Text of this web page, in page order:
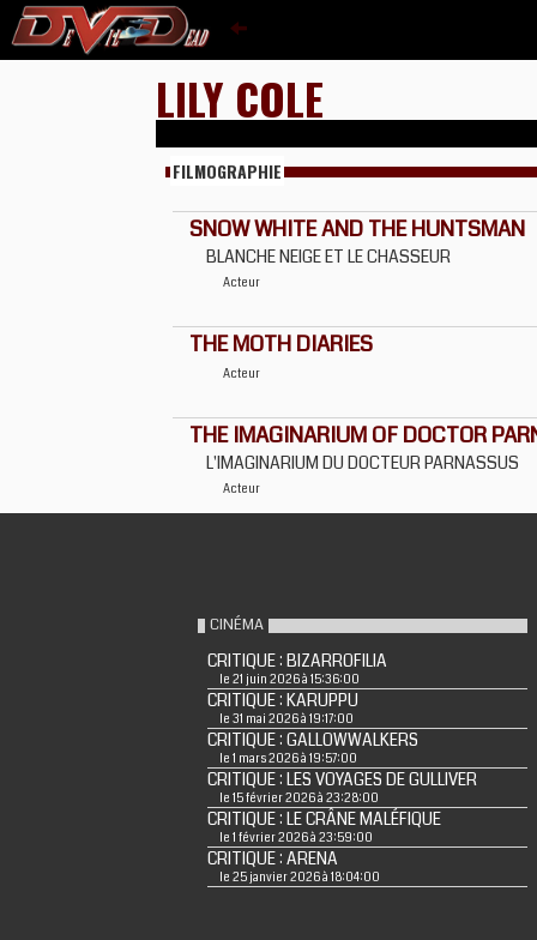
LILY COLE
FILMOGRAPHIE
SNOW WHITE AND THE HUNTSMAN
BLANCHE NEIGE ET LE CHASSEUR
Acteur
THE MOTH DIARIES
Acteur
THE IMAGINARIUM OF DOCTOR
L'IMAGINARIUM DU DOCTEUR PARNASSUS
Acteur
CINÉMA
CRITIQUE : BIZARROFILIA
le 21 juin 2026 à 15:36:00
CRITIQUE : KARUPPU
le 31 mai 2026 à 19:17:00
CRITIQUE : GALLOWWALKERS
le 1 mars 2026 à 19:57:00
CRITIQUE : LES VOYAGES DE GULLIVER
le 15 février 2026 à 23:28:00
CRITIQUE : LE CRÂNE MALÉFIQUE
le 1 février 2026 à 23:59:00
CRITIQUE : ARENA
le 25 janvier 2026 à 18:04:00